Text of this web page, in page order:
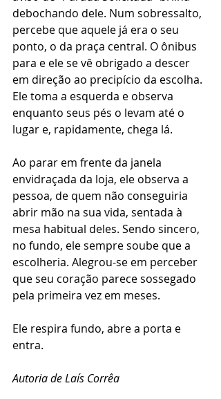
debochando dele. Num sobressalto,
percebe que aquele já era o seu
ponto, o da praça central. O ônibus
para e ele se vê obrigado a descer
em direção ao precipício da escolha.
Ele toma a esquerda e observa
enquanto seus pés o levam até o
lugar e, rapidamente, chega lá.
Ao parar em frente da janela
envidraçada da loja, ele observa a
pessoa, de quem não conseguiria
abrir mão na sua vida, sentada à
mesa habitual deles. Sendo sincero,
no fundo, ele sempre soube que a
escolheria. Alegrou-se em perceber
que seu coração parece sossegado
pela primeira vez em meses.
Ele respira fundo, abre a porta e
entra.
Autoria de Laís Corrêa